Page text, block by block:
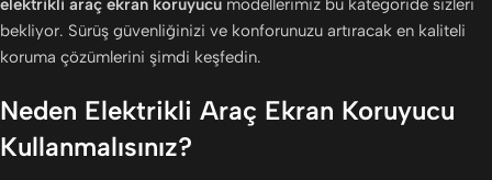
elektrikli araç ekran koruyucu modellerimiz bu kategoride sizleri
bekliyor. Sürüş güvenliğinizi ve konforunuzu artıracak en kaliteli
koruma çözümlerini şimdi keşfedin.
Neden Elektrikli Araç Ekran Koruyucu
Kullanmalısınız?